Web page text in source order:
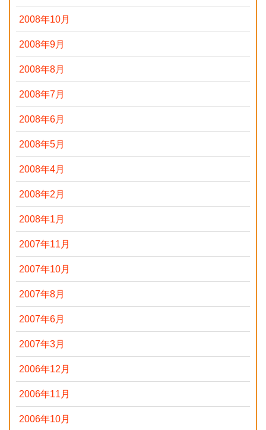
2008年10月
2008年9月
2008年8月
2008年7月
2008年6月
2008年5月
2008年4月
2008年2月
2008年1月
2007年11月
2007年10月
2007年8月
2007年6月
2007年3月
2006年12月
2006年11月
2006年10月